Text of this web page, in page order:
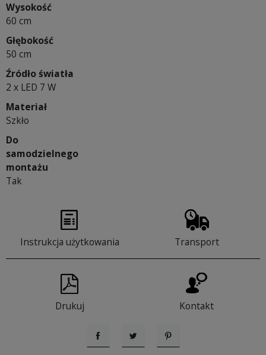
Wysokość
60 cm
Głębokość
50 cm
Źródło światła
2 x LED 7 W
Materiał
Szkło
Do
samodzielnego
montażu
Tak
Instrukcja użytkowania Transport
Drukuj Kontakt
UdostępnijTweetujPinterest